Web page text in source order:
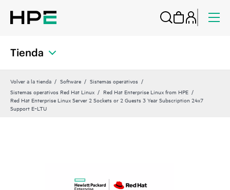
Tienda
Volver a la tienda Software
Sistemas operativos
Sistemas operativos Red Hat Linux
Red Hat Enterprise Linux from HPE
Red Hat Enterprise Linux Server 2 Sockets or 2 Guests 3 Year Subscription 24x7
Support E‑LTU